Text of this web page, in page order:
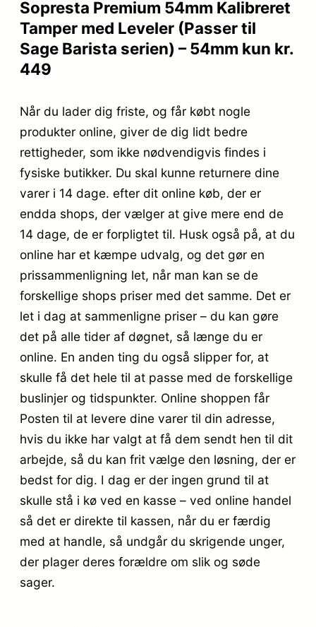
Sopresta Premium 54mm Kalibreret
Tamper med Leveler (Passer til
Sage Barista serien) – 54mm kun kr.
449
Når du lader dig friste, og får købt nogle
produkter online, giver de dig lidt bedre
rettigheder, som ikke nødvendigvis findes i
fysiske butikker. Du skal kunne returnere dine
varer i 14 dage. efter dit online køb, der er
endda shops, der vælger at give mere end de
14 dage, de er forpligtet til. Husk også på, at du
online har et kæmpe udvalg, og det gør en
prissammenligning let, når man kan se de
forskellige shops priser med det samme. Det er
let i dag at sammenligne priser – du kan gøre
det på alle tider af døgnet, så længe du er
online. En anden ting du også slipper for, at
skulle få det hele til at passe med de forskellige
buslinjer og tidspunkter. Online shoppen får
Posten til at levere dine varer til din adresse,
hvis du ikke har valgt at få dem sendt hen til dit
arbejde, så du kan frit vælge den løsning, der er
bedst for dig. I dag er der ingen grund til at
skulle stå i kø ved en kasse – ved online handel
så det er direkte til kassen, når du er færdig
med at handle, så undgår du skrigende unger,
der plager deres forældre om slik og søde
sager.